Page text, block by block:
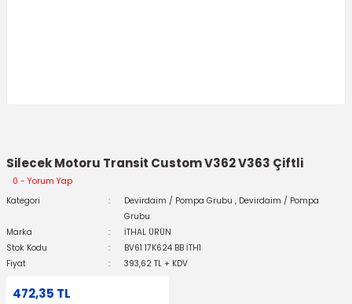
Silecek Motoru Transit Custom V362 V363 Çiftli
0 - Yorum Yap
Kategori
Devirdaim / Pompa Grubu , Devirdaim / Pompa
Grubu
Marka
İTHAL ÜRÜN
Stok Kodu
BV61 17K624 BB İTH1
Fiyat
393,62 TL + KDV
472,35 TL